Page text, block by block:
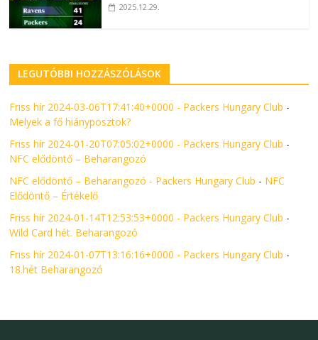
2025.12.29.
LEGUTÓBBI HOZZÁSZÓLÁSOK
Friss hír 2024-03-06T17:41:40+0000 - Packers Hungary Club -
Melyek a fő hiányposztok?
Friss hír 2024-01-20T07:05:02+0000 - Packers Hungary Club -
NFC elődöntő – Beharangozó
NFC elődöntő – Beharangozó - Packers Hungary Club - NFC
Elődöntő – Értékelő
Friss hír 2024-01-14T12:53:53+0000 - Packers Hungary Club -
Wild Card hét. Beharangozó
Friss hír 2024-01-07T13:16:16+0000 - Packers Hungary Club -
18.hét Beharangozó